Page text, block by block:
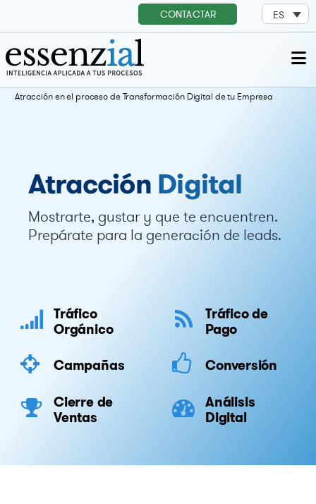
CONTACTAR ES
Atracción en el proceso de Transformación Digital de tu Empresa
Atracción Digital
Mostrarte, gustar y que te encuentren.
Prepárate para la generación de leads.
Tráfico
Orgánico
Tráfico de
Pago
Campañas Conversión
Cierre de
Ventas
Análisis
Digital